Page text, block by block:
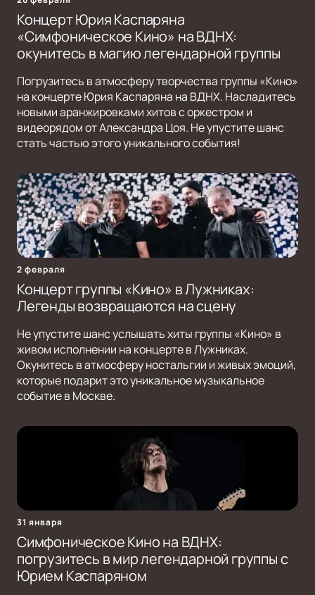
Концерт Юрия Каспаряна
«Симфоническое Кино» на ВДНХ:
окунитесь в магию легендарной группы
Погрузитесь в атмосферу творчества группы «Кино»
на концерте Юрия Каспаряна на ВДНХ. Насладитесь
новыми аранжировками хитов с оркестром и
видеорядом от Александра Цоя. Не упустите шанс
стать частью этого уникального события!
2 февраля
Концерт группы «Кино» в Лужниках:
Легенды возвращаются на сцену
Не упустите шанс услышать хиты группы «Кино» в
живом исполнении на концерте в Лужниках.
Окунитесь в атмосферу ностальгии и живых эмоций,
которые подарит это уникальное музыкальное
событие в Москве.
31 января
Симфоническое Кино на ВДНХ:
погрузитесь в мир легендарной группы с
Юрием Каспаряном